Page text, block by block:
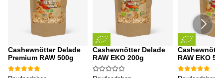
Cashewnötter Delade
Premium RAW 500g
Cashewnötter Delade
RAW EKO 200g
RAW EKO